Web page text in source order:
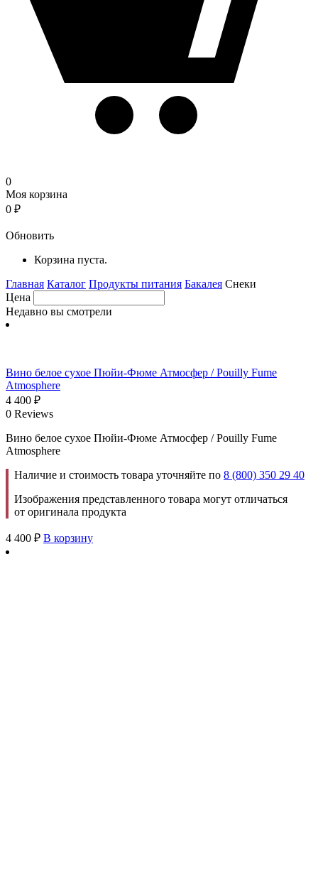
0
Моя корзина
0 ₽
Обновить
Корзина пуста.
Главная Каталог Продукты питания Бакалея Снеки
Цена
Недавно вы смотрели
Вино белое сухое Пюйи-Фюме Атмосфер / Pouilly Fume
Atmosphere
4 400 ₽
0 Reviews
Вино белое сухое Пюйи-Фюме Атмосфер / Pouilly Fume
Atmosphere
Наличие и стоимость товара уточняйте по 8 (800) 350 29 40
Изображения представленного товара могут отличаться
от оригинала продукта
4 400 ₽ В корзину